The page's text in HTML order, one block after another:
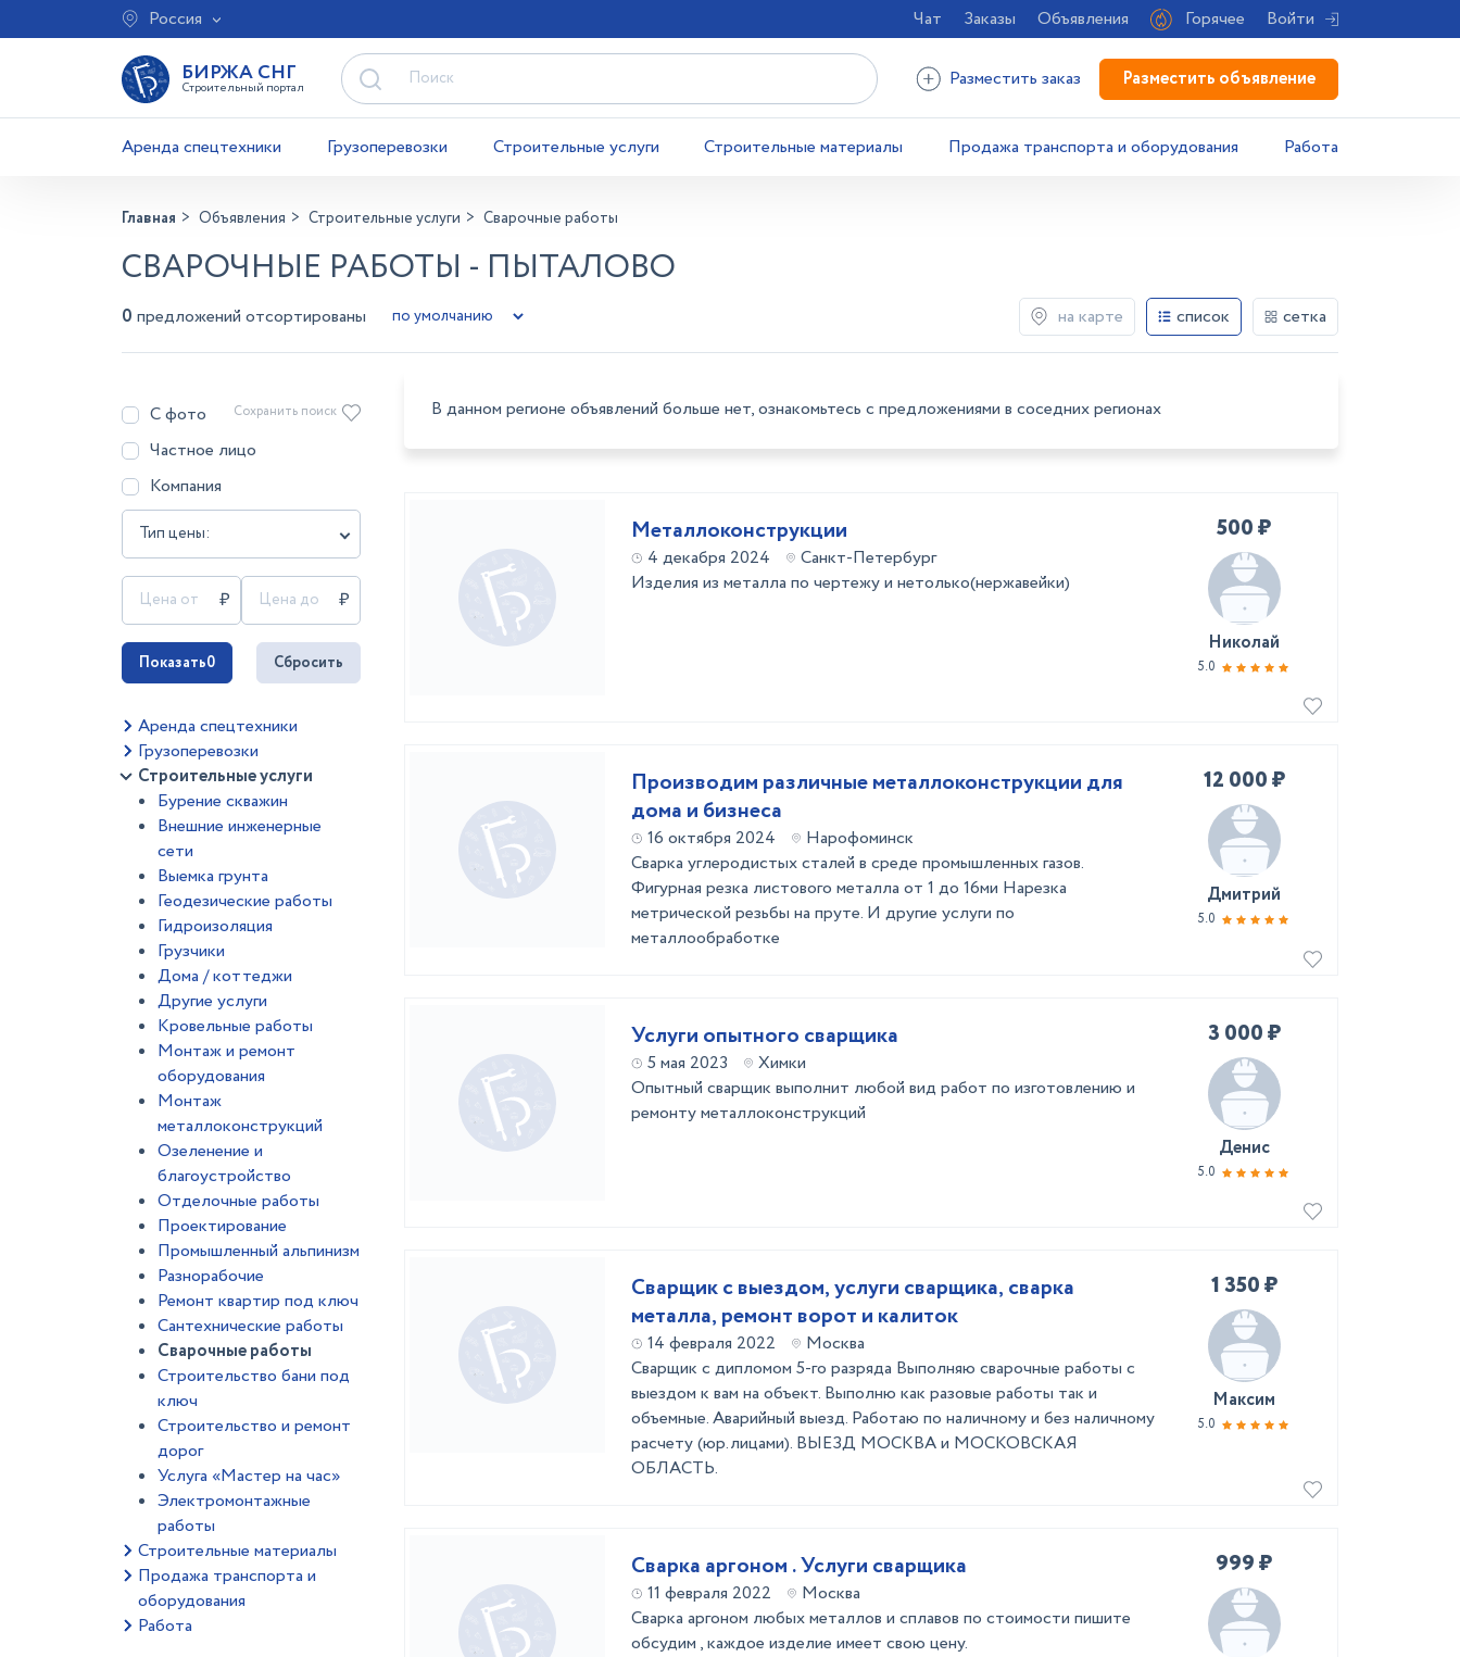
Россия Чат Заказы Объявления Горячее Войти
БИРЖА СНГ
Строительный портал Разместить заказ Разместить объявление
Аренда спецтехники Грузоперевозки Строительные услуги Строительные материалы Продажа транспорта и оборудования Работа
Главная Объявления Строительные услуги Сварочные работы
СВАРОЧНЫЕ РАБОТЫ - ПЫТАЛОВО
0 предложений отсортированы на карте список сетка
С фото
Частное лицо
Компания
Тип цены:
Сохранить поиск
Показать0 Сбросить
Аренда спецтехники
Грузоперевозки
Строительные услуги
Бурение скважин
Внешние инженерные
сети
Выемка грунта
Геодезические работы
Гидроизоляция
Грузчики
Дома / коттеджи
Другие услуги
Кровельные работы
Монтаж и ремонт
оборудования
Монтаж
металлоконструкций
Озеленение и
благоустройство
Отделочные работы
Проектирование
Промышленный альпинизм
Разнорабочие
Ремонт квартир под ключ
Сантехнические работы
Сварочные работы
Строительство бани под
ключ
Строительство и ремонт
дорог
Услуга «Мастер на час»
Электромонтажные
работы
Строительные материалы
Продажа транспорта и
оборудования
Работа
В данном регионе объявлений больше нет, ознакомьтесь с предложениями в соседних регионах
Металлоконструкции
4 декабря 2024
Санкт-Петербург
Изделия из металла по чертежу и нетолько(нержавейки)
500 ₽
Николай
5.0
Производим различные металлоконструкции для
дома и бизнеса
16 октября 2024
Нарофоминск
Сварка углеродистых сталей в среде промышленных газов.
Фигурная резка листового металла от 1 до 16ми Нарезка
метрической резьбы на пруте. И другие услуги по
металлообработке
12 000 ₽
Дмитрий
5.0
Услуги опытного сварщика
5 мая 2023
Химки
Опытный сварщик выполнит любой вид работ по изготовлению и
ремонту металлоконструкций
3 000 ₽
Денис
5.0
Сварщик с выездом, услуги сварщика, сварка
металла, ремонт ворот и калиток
14 февраля 2022
Москва
Сварщик с дипломом 5-го разряда Выполняю сварочные работы с
выездом к вам на объект. Выполню как разовые работы так и
объемные. Аварийный выезд. Работаю по наличному и без наличному
расчету (юр.лицами). ВЫЕЗД МОСКВА и МОСКОВСКАЯ
ОБЛАСТЬ.
1 350 ₽
Максим
5.0
Сварка аргоном . Услуги сварщика
11 февраля 2022
Москва
Сварка аргоном любых металлов и сплавов по стоимости пишите
обсудим , каждое изделие имеет свою цену.
999 ₽